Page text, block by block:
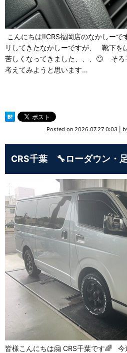
こんにちは‼CRS福岡店のなかしー
リしてきたなかしーですが、 靴下を
苦しくなってきました、、、🙄 そろ
考えてみようと思います…
Posted on 2026.07.27 0:03
CRS千葉 🔧ローダウン・
皆様こんにちは🤗 CRS千葉です🌈 今